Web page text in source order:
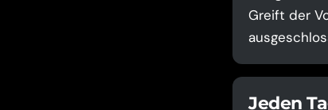
Greift der
Jeden